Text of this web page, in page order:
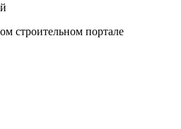
строительном портале